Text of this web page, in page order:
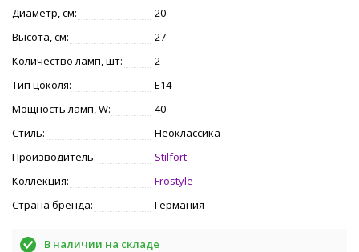
Диаметр, см:
20
Высота, см:
27
Количество ламп, шт:
2
Тип цоколя:
E14
Мощность ламп, W:
40
Стиль:
Неоклассика
Производитель:
Stilfort
Коллекция:
Frostyle
Страна бренда:
Германия
В наличии на складе